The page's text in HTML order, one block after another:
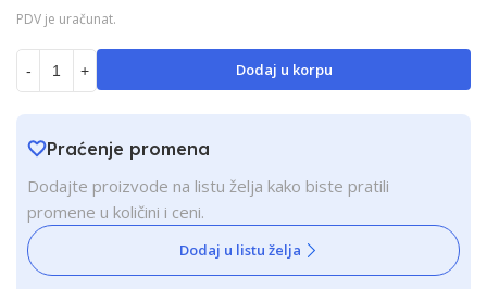
PDV je uračunat.
- + Dodaj u korpu
Praćenje promena
Dodajte proizvode na listu želja kako biste pratili
promene u količini i ceni.
Dodaj u listu želja